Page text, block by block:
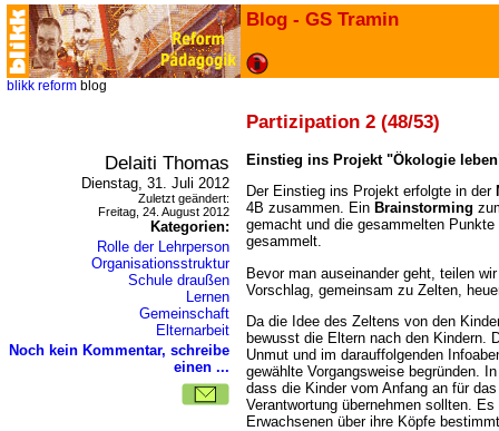
Blog - GS Tramin
blikk reform blog
Partizipation 2 (48/53)
Delaiti Thomas
Dienstag, 31. Juli 2012
Zuletzt geändert:
Freitag, 24. August 2012
Kategorien:
Rolle der Lehrperson
Organisationsstruktur
Schule draußen
Lernen
Gemeinschaft
Elternarbeit
Noch kein Kommentar, schreibe
einen ...
Einstieg ins Projekt "Ökologie
Der Einstieg ins Projekt erfolgte in der
4B zusammen. Ein Brainstorming
gemacht und die gesammelten
gesammelt.
Bevor man auseinander geht, teilen
Vorschlag, gemeinsam zu Zelten,
Da die Idee des Zeltens von den
bewusst die Eltern nach den Kindern.
Unmut und im darauffolgenden
gewählte Vorgangsweise begründen.
dass die Kinder vom Anfang an für
Verantwortung übernehmen sollten.
Erwachsenen über ihre Köpfe